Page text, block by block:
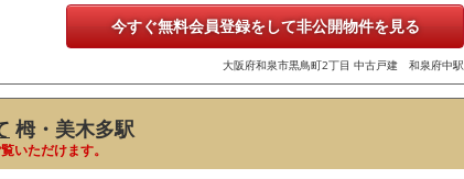
今すぐ無料会員登録をして非公開物件を見る
大阪府和泉市黒鳥町2丁目 中古戸建 和泉府中駅
栂・美木多駅
いただけます。